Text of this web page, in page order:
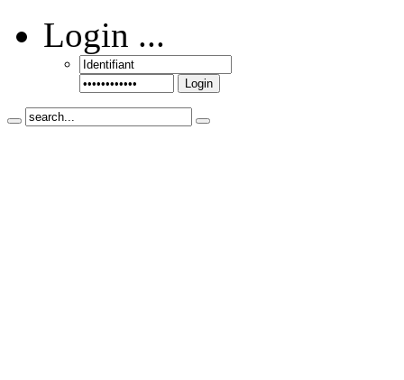
Login ...
Login